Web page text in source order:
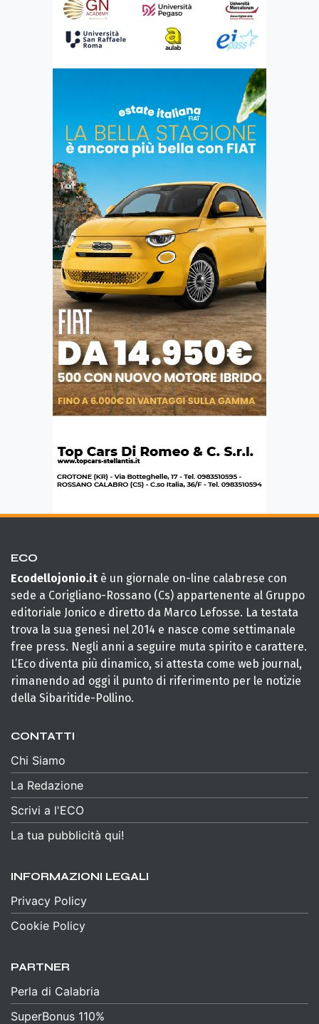
ECO
Ecodellojonio.it è un giornale on-line calabrese con
sede a Corigliano-Rossano (Cs) appartenente al Gruppo
editoriale Jonico e diretto da Marco Lefosse. La testata
trova la sua genesi nel 2014 e nasce come settimanale
free press. Negli anni a seguire muta spirito e carattere.
L’Eco diventa più dinamico, si attesta come web journal,
rimanendo ad oggi il punto di riferimento per le notizie
della Sibaritide-Pollino.
CONTATTI
Chi Siamo
La Redazione
Scrivi a l'ECO
La tua pubblicità qui!
INFORMAZIONI LEGALI
Privacy Policy
Cookie Policy
PARTNER
Perla di Calabria
SuperBonus 110%